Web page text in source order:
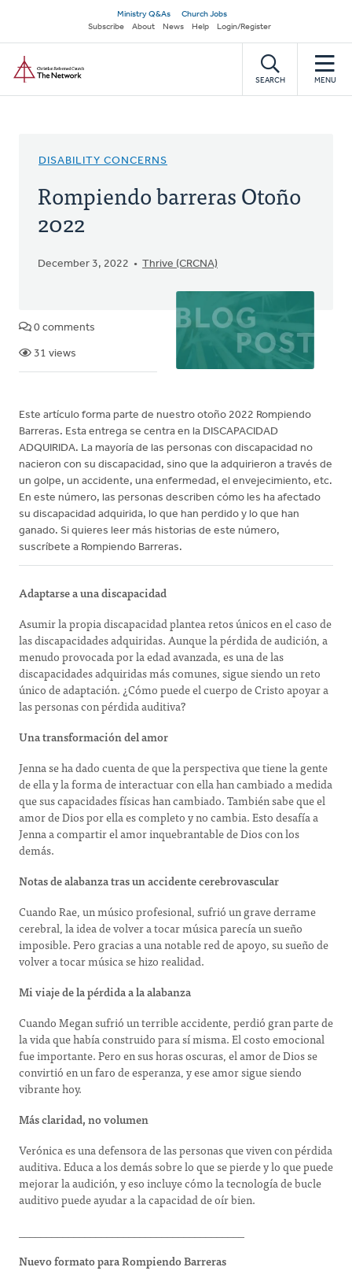
main
content
Secondary
navigation
Ministry Q&As
Church Jobs
Subscribe
About News Help Login/Register
SEARCH MENU
DISABILITY CONCERNS
Rompiendo barreras Otoño
2022
December 3, 2022 Thrive (CRCNA)
0 comments
31 views
Este artículo forma parte de nuestro otoño 2022 Rompiendo
Barreras. Esta entrega se centra en la DISCAPACIDAD
ADQUIRIDA. La mayoría de las personas con discapacidad no
nacieron con su discapacidad, sino que la adquirieron a través de
un golpe, un accidente, una enfermedad, el envejecimiento, etc.
En este número, las personas describen cómo les ha afectado
su discapacidad adquirida, lo que han perdido y lo que han
ganado. Si quieres leer más historias de este número,
suscríbete a Rompiendo Barreras.
Adaptarse a una discapacidad
Asumir la propia discapacidad plantea retos únicos en el caso de
las discapacidades adquiridas. Aunque la pérdida de audición, a
menudo provocada por la edad avanzada, es una de las
discapacidades adquiridas más comunes, sigue siendo un reto
único de adaptación. ¿Cómo puede el cuerpo de Cristo apoyar a
las personas con pérdida auditiva?
Una transformación del amor
Jenna se ha dado cuenta de que la perspectiva que tiene la gente
de ella y la forma de interactuar con ella han cambiado a medida
que sus capacidades físicas han cambiado. También sabe que el
amor de Dios por ella es completo y no cambia. Esto desafía a
Jenna a compartir el amor inquebrantable de Dios con los
demás.
Notas de alabanza tras un accidente cerebrovascular
Cuando Rae, un músico profesional, sufrió un grave derrame
cerebral, la idea de volver a tocar música parecía un sueño
imposible. Pero gracias a una notable red de apoyo, su sueño de
volver a tocar música se hizo realidad.
Mi viaje de la pérdida a la alabanza
Cuando Megan sufrió un terrible accidente, perdió gran parte de
la vida que había construido para sí misma. El costo emocional
fue importante. Pero en sus horas oscuras, el amor de Dios se
convirtió en un faro de esperanza, y ese amor sigue siendo
vibrante hoy.
Más claridad, no volumen
Verónica es una defensora de las personas que viven con pérdida
auditiva. Educa a los demás sobre lo que se pierde y lo que puede
mejorar la audición, y eso incluye cómo la tecnología de bucle
auditivo puede ayudar a la capacidad de oír bien.
Nuevo formato para Rompiendo Barreras